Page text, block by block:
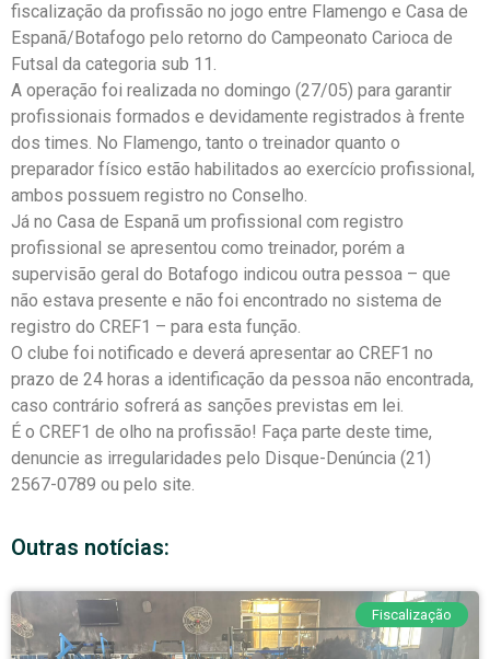
fiscalização da profissão no jogo entre Flamengo e Casa de
Espanã/Botafogo pelo retorno do Campeonato Carioca de
Futsal da categoria sub 11.
A operação foi realizada no domingo (27/05) para garantir
profissionais formados e devidamente registrados à frente
dos times. No Flamengo, tanto o treinador quanto o
preparador físico estão habilitados ao exercício profissional,
ambos possuem registro no Conselho.
Já no Casa de Espanã um profissional com registro
profissional se apresentou como treinador, porém a
supervisão geral do Botafogo indicou outra pessoa – que
não estava presente e não foi encontrado no sistema de
registro do CREF1 – para esta função.
O clube foi notificado e deverá apresentar ao CREF1 no
prazo de 24 horas a identificação da pessoa não encontrada,
caso contrário sofrerá as sanções previstas em lei.
É o CREF1 de olho na profissão! Faça parte deste time,
denuncie as irregularidades pelo Disque-Denúncia (21)
2567-0789 ou pelo site.
Outras notícias:
Fiscalização